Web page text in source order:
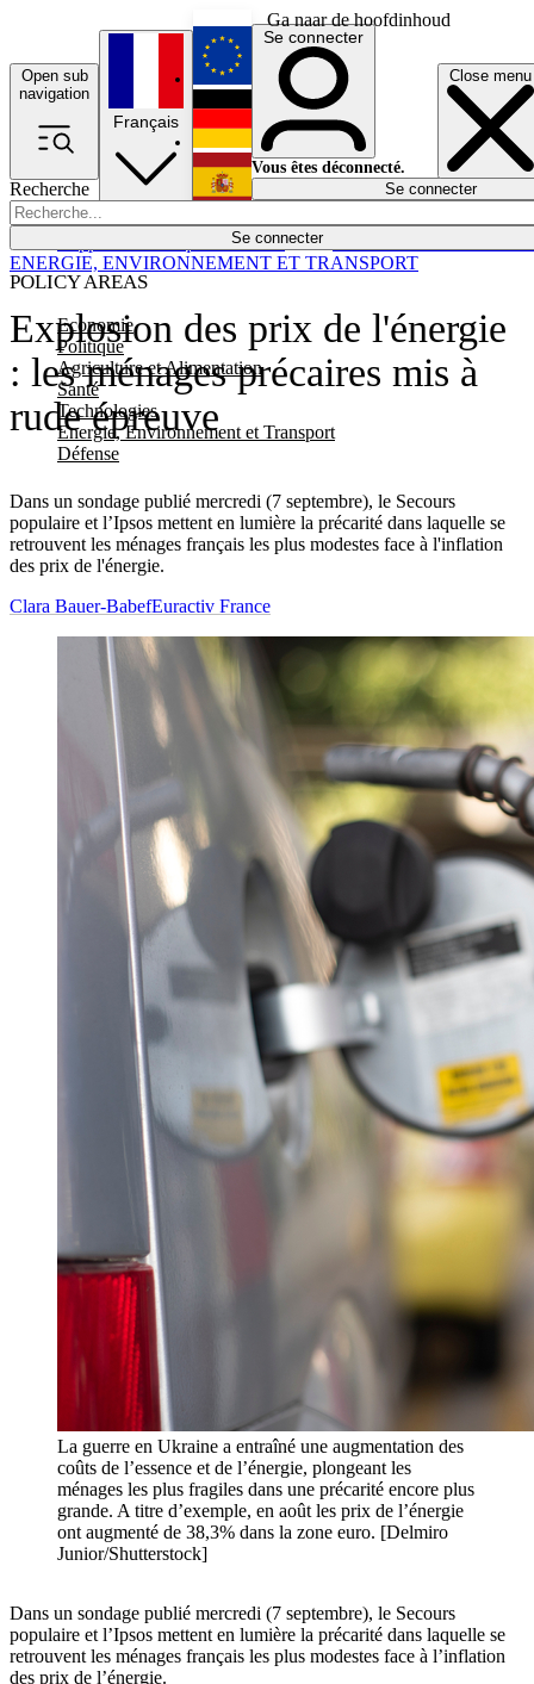
Ga naar de hoofdinhoud
Open sub
navigation
Close menu
Recherche
Se connecter
POLICY AREAS
Economie
Politique
Agriculture et Alimentation
Santé
Technologies
Energie, Environnement et Transport
Défense
Économie
Français
English
Deutsch
Español
Se connecter
Vous êtes déconnecté.
Se connecter
Explosion des prix de l'énergie
: les ménages précaires mis à
rude épreuve
Dans un sondage publié mercredi (7 septembre), le Secours
populaire et l’Ipsos mettent en lumière la précarité dans laquelle se
retrouvent les ménages français les plus modestes face à l'inflation
des prix de l'énergie.
ENERGIE, ENVIRONNEMENT ET TRANSPORT
Clara Bauer-BabefEuractiv France
La guerre en Ukraine a entraîné une augmentation des
coûts de l’essence et de l’énergie, plongeant les
ménages les plus fragiles dans une précarité encore plus
grande. A titre d’exemple, en août les prix de l’énergie
ont augmenté de 38,3% dans la zone euro. [Delmiro
Junior/Shutterstock]
Dans un sondage publié mercredi (7 septembre), le Secours
populaire et l’Ipsos mettent en lumière la précarité dans laquelle se
retrouvent les ménages français les plus modestes face à l’inflation
des prix de l’énergie.